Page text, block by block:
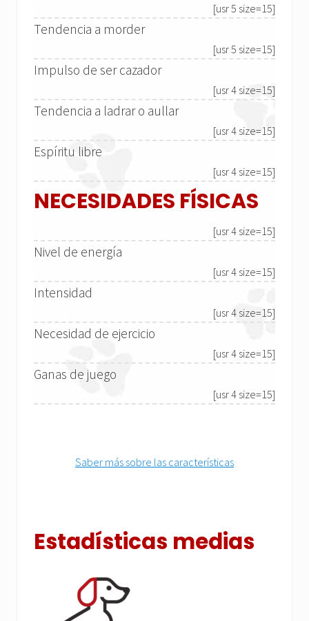
[usr 5 size=15]
Tendencia a morder
[usr 5 size=15]
Impulso de ser cazador
[usr 4 size=15]
Tendencia a ladrar o aullar
[usr 4 size=15]
Espíritu libre
[usr 4 size=15]
NECESIDADES FÍSICAS
[usr 4 size=15]
Nivel de energía
[usr 4 size=15]
Intensidad
[usr 4 size=15]
Necesidad de ejercicio
[usr 4 size=15]
Ganas de juego
[usr 4 size=15]
Saber más sobre las características
Estadísticas medias